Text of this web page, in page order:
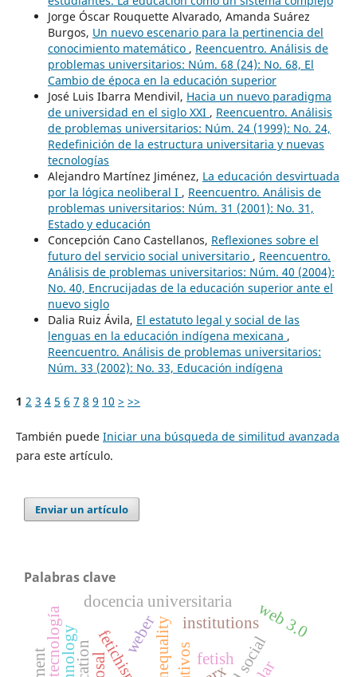
Jorge Óscar Rouquette Alvarado, Amanda Suárez
Burgos, Un nuevo escenario para la pertinencia del
conocimiento matemático , Reencuentro. Análisis de
problemas universitarios: Núm. 68 (24): No. 68, El
Cambio de época en la educación superior
José Luis Ibarra Mendivil, Hacia un nuevo paradigma
de universidad en el siglo XXI , Reencuentro. Análisis
de problemas universitarios: Núm. 24 (1999): No. 24,
Redefinición de la estructura universitaria y nuevas
tecnologías
Alejandro Martínez Jiménez, La educación desvirtuada
por la lógica neoliberal I , Reencuentro. Análisis de
problemas universitarios: Núm. 31 (2001): No. 31,
Estado y educación
Concepción Cano Castellanos, Reflexiones sobre el
futuro del servicio social universitario , Reencuentro.
Análisis de problemas universitarios: Núm. 40 (2004):
No. 40, Encrucijadas de la educación superior ante el
nuevo siglo
Dalia Ruiz Ávila, El estatuto legal y social de las
lenguas en la educación indígena mexicana ,
Reencuentro. Análisis de problemas universitarios:
Núm. 33 (2002): No. 33, Educación indígena
1 2 3 4 5 6 7 8 9 10 > >>
También puede Iniciar una búsqueda de similitud avanzada
para este artículo.
Enviar un artículo
Palabras clave
fetichismoweber institutions
fetish
web 3.0
docencia universitaria